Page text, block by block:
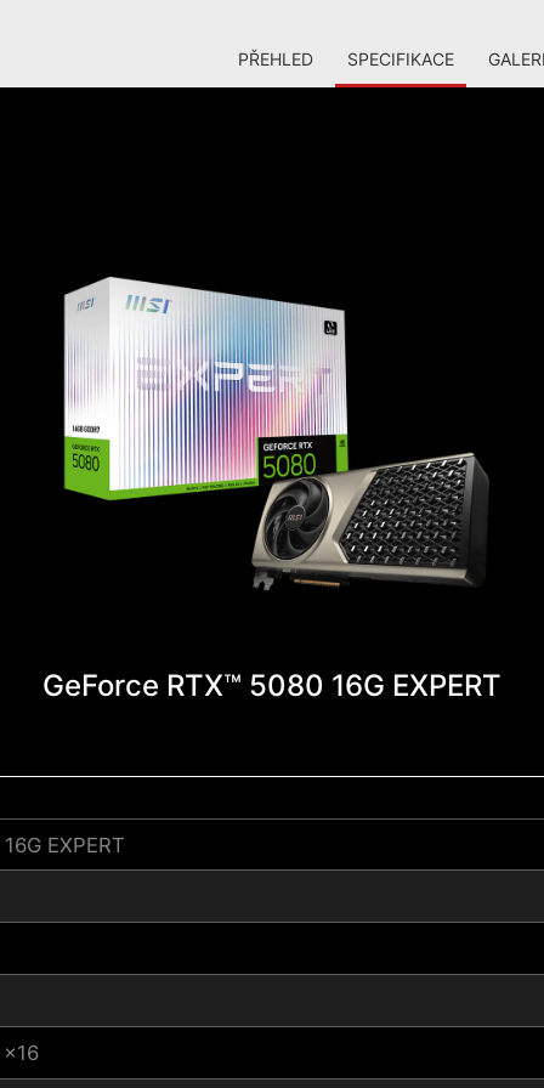
PŘEHLED SPECIFIKACE
GeForce RTX™ 5080 16G EXPERT
EXPERT